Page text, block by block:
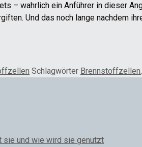
– wahrlich ein Anführer in dieser
Und das noch lange nachdem
Schlagwörter Brennstoffzellen,
sie und wie wird sie genutzt